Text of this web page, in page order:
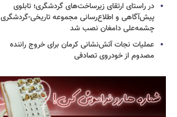
در راستای ارتقای زیرساخت‌های گردشگری؛ تابلوی
پیش‌آگاهی و اطلاع‌رسانی مجموعه تاریخی-گردشگری
چشمه‌علی دامغان نصب شد
عملیات نجات آتش‌نشانی کرمان برای خروج راننده
مصدوم از خودروی تصادفی